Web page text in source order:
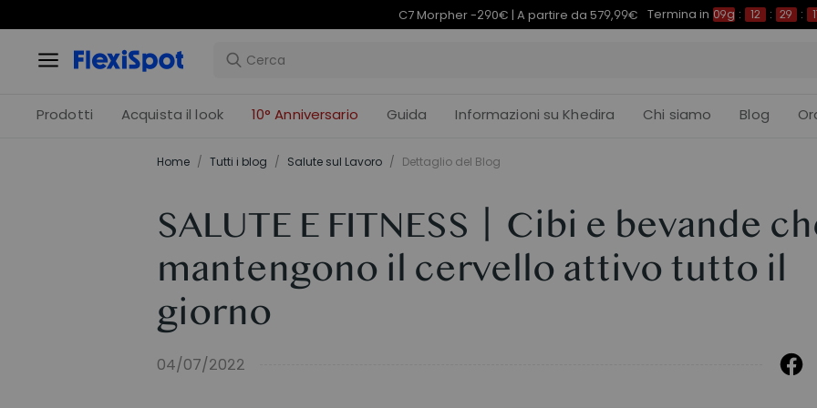
C7 Morpher -290€ | A partire da 579,99€ Termina in 09g : 12 : 29 :
Prodotti Acquista il look 10° Anniversario Guida Informazioni su Khedira Chi siamo Blog
Home / Tutti i blog / Salute sul Lavoro / Dettaglio del Blog
SALUTE E FITNESS丨Cibi e bevande
mantengono il cervello attivo tutto il
giorno
04/07/2022